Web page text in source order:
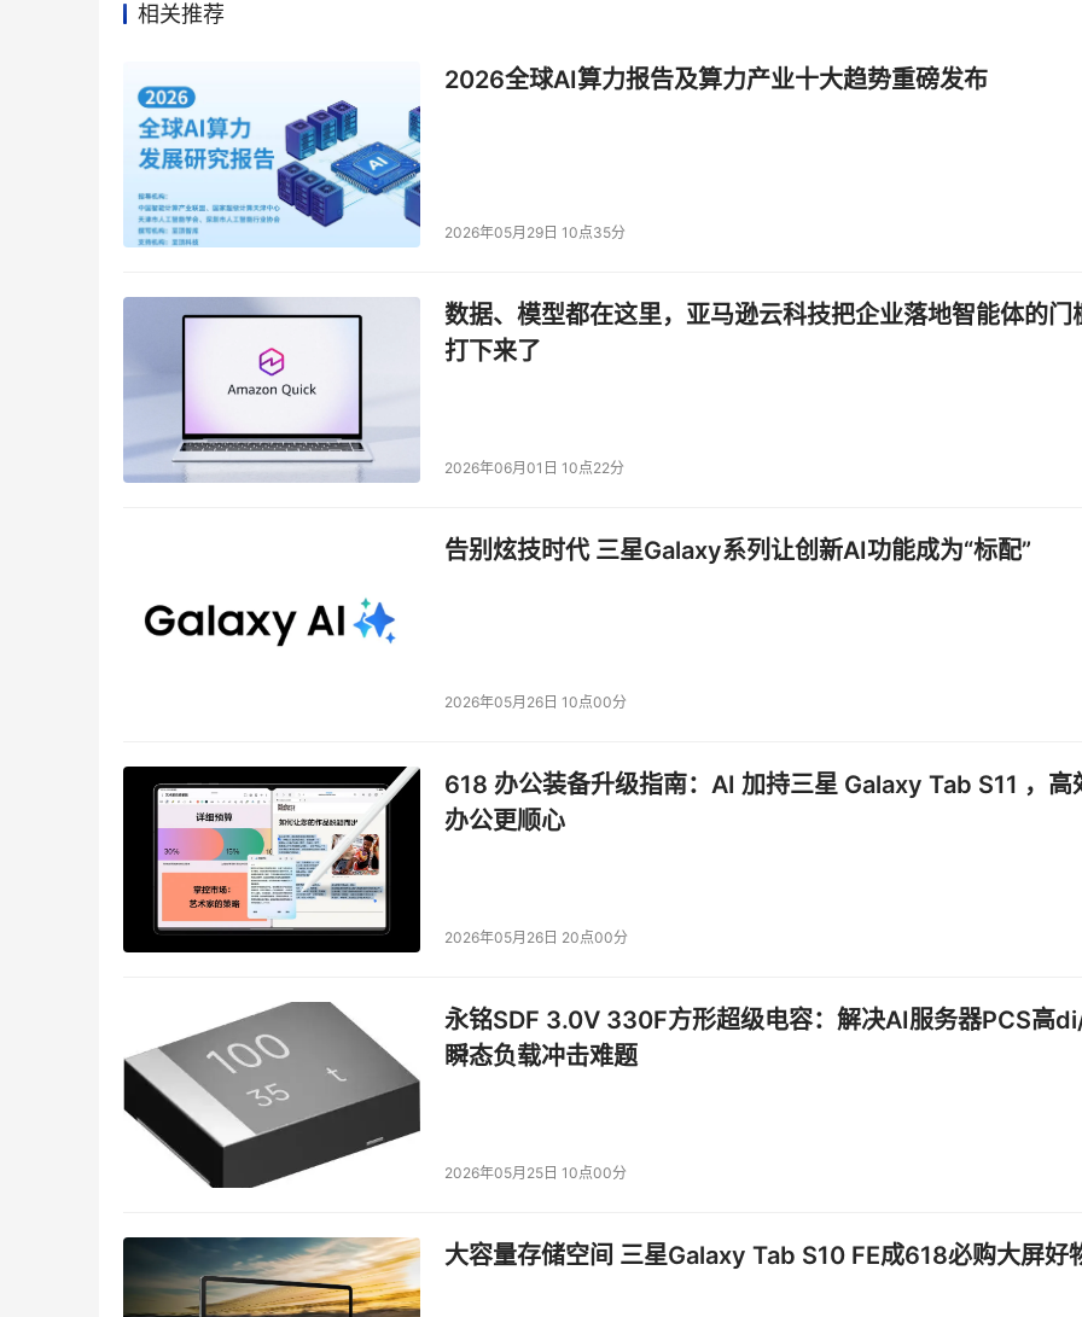
相关推荐
2026全球AI算力报告及算力产业十大趋势重磅发布
2026年05月29日 10点35分
数据、模型都在这里，亚马逊云科技把企业落地智能体的门
打下来了
2026年06月01日 10点22分
告别炫技时代 三星Galaxy系列让创新AI功能成为“标配”
2026年05月26日 10点00分
618 办公装备升级指南：AI 加持三星 Galaxy Tab S11 ，高
办公更顺心
2026年05月26日 20点00分
永铭SDF 3.0V 330F方形超级电容：解决AI服务器PCS高
瞬态负载冲击难题
2026年05月25日 10点00分
大容量存储空间 三星Galaxy Tab S10 FE成618必购大屏好